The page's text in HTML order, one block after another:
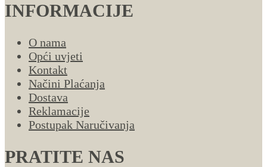
INFORMACIJE
O nama
Opći uvjeti
Kontakt
Načini Plaćanja
Dostava
Reklamacije
Postupak Naručivanja
PRATITE NAS